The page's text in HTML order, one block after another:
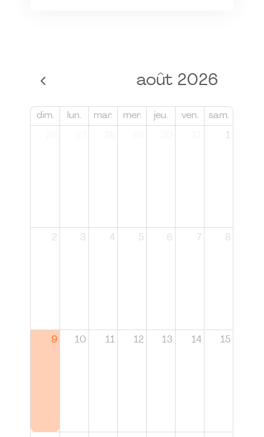
août 2026
dim. lun. mar. mer. jeu. ven. sam.
1
2 3 4 5 6 7 8
9 10 11 12 13 14 15